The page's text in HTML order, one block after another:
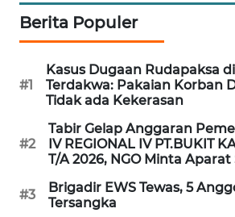
Berita Populer
#1
Kasus Dugaan Rudapaksa
Terdakwa: Pakaian Korban
Tidak ada Kekerasan
#2
Tabir Gelap Anggaran
IV REGIONAL IV PT.BUKIT
T/A 2026, NGO Minta
#3
Brigadir EWS Tewas, 5
Tersangka
FORWAMKI
FORJASIDA
TAMBANG
NEWS
SITUNGIR